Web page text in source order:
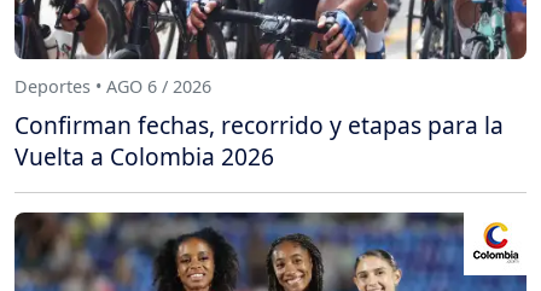
Deportes • AGO 6 / 2026
Confirman fechas, recorrido y etapas para la
Vuelta a Colombia 2026